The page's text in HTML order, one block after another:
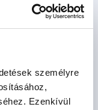
személyre
Ezenkívül
2028. I. negyedév